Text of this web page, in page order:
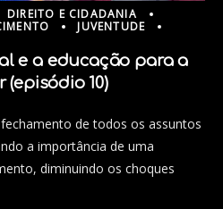
DIREITO E CIDADANIA
JUVENTUDE
e a educação para a
(episódio 10)
de todos os assuntos
a importância de uma
diminuindo os choques